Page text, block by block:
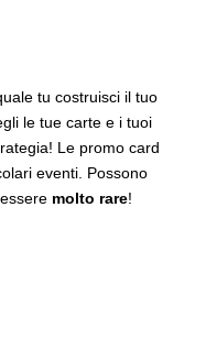
tu costruisci il tuo
le tue carte e i tuoi
Le promo card
eventi. Possono
molto rare!